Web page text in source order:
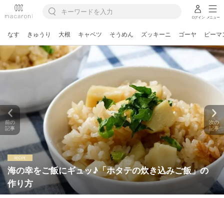
ログイン メニュー
なす きゅうり 大根 キャベツ そうめん ズッキーニ ゴーヤ ピーマ
海の幸をご飯にギュッ♪「ホタテの炊き込みご飯」の
作り方
前の
記事
次の
記事